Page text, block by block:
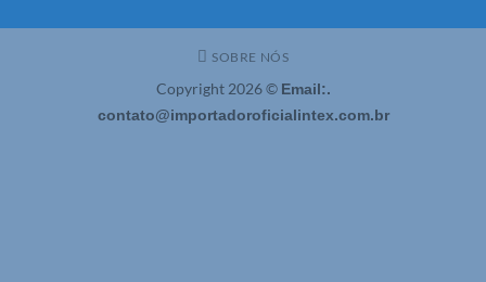
SOBRE NÓS
Copyright 2026 © Email:.
contato@importadoroficialintex.com.br